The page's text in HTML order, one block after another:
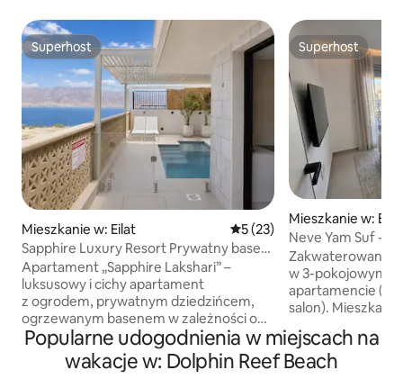
Superhost
Superhost
Mieszkanie w: Eilat Średnia ocena: 5 na 5,
5 (23)
Sapphire Luxury Resort Prywatny basen
ogrzewany zimą z widokiem na morze!
Apartament „Sapphire Lakshari” –
luksusowy i cichy apartament
z ogrodem, prywatnym dziedzińcem,
ogrzewanym basenem w zależności od
pory roku (basen zapewnia pełną
prywatność, a przy wyjściu z niego
można dyskretnie wyjść na zewnątrz –
Superhost
Superhost
Mieszkanie w: Eilat
Neve Yam Suf -
premium w
Zakwaterowanie
w 3-pokojowym,
apartamencie (2
salon).
słoneczny z
w piersiach
Popularne udogodnienia w miejscach na
wakacje w: Dolphin Reef Beach